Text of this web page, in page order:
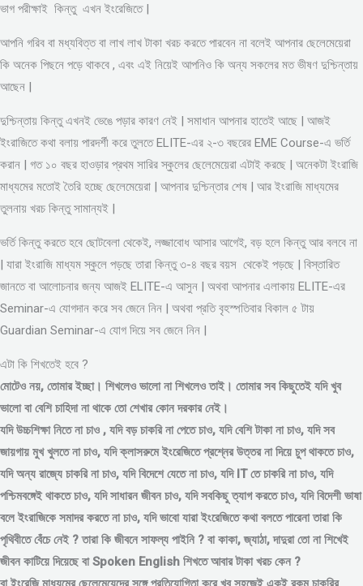
ভাগ পরীক্ষাই কিন্তু এখন ইংরেজিতে |
আপনি গরিব বা মধ্যবিত্ত বা লাখ লাখ টাকা খরচ করতে পারবেন না বলেই আপনার ছেলেমেয়েরা
কি অনেক পিছনে পড়ে থাকবে , এবং এই নিয়েই আপনিও কি অন্য সকলের মত ভীষণ দুশ্চিন্তায়
আছেন |
দুশ্চিন্তায় কিন্তু এখনই ভেঙে পড়ার কারণ নেই | সমাধান আপনার হাতেই আছে | আজই
ইংরাজিতে কথা বলায় পারদর্শী করে তুলতে ELITE-এর ২-৩ বছরের EME Course-এ ভর্তি
করান | গত ১০ বছর হাওড়ার প্রথম সারির স্কুলের ছেলেমেয়েরা এটাই করছে | অনেকটা ইংরাজি
মাধ্যমের মতোই তৈরি হচ্ছে ছেলেমেয়েরা | আপনার দুশ্চিন্তার শেষ | আর ইংরাজি মাধ্যমের
তুলনায় খরচ কিন্তু সামান্যই |
ভর্তি কিন্তু করতে হবে ছোটবেলা থেকেই, লজ্জাবোধ আসার আগেই, বড় হলে কিন্তু আর বলবে না
| যারা ইংরাজি মাধ্যম স্কুলে পড়ছে তারা কিন্তু ৩-৪ বছর বয়স থেকেই পড়ছে | বিস্তারিত
জানতে বা আলোচনার জন্য আজই ELITE-এ আসুন | অথবা আপনার এলাকায় ELITE-এর
Seminar-এ যোগদান করে সব জেনে নিন | অথবা প্রতি বৃহস্পতিবার বিকাল ৫ টায়
Guardian Seminar-এ যোগ দিয়ে সব জেনে নিন |
এটা কি শিখতেই হবে ?
মোটেও নয়, তোমার ইচ্ছা। শিখলেও ভালো না শিখলেও তাই। তোমার সব কিছুতেই যদি খুব
ভালো বা বেশি চাহিদা না থাকে তো শেখার কোন দরকার নেই।
যদি উচ্চশিক্ষা নিতে না চাও , যদি বড় চাকরি না পেতে চাও, যদি বেশি টাকা না চাও, যদি সব
জায়গায় মুখ খুলতে না চাও, যদি ক্লাসরুমে ইংরেজিতে প্রশ্নের উত্তর না দিয়ে চুপ থাকতে চাও,
যদি অন্য রাজ্যে চাকরি না চাও, যদি বিদেশে যেতে না চাও, যদি IT তে চাকরি না চাও, যদি
পশ্চিমবঙ্গেই থাকতে চাও, যদি সাধারন জীবন চাও, যদি সবকিছু ত্যাগ করতে চাও, যদি বিদেশী ভাষা
বলে ইংরাজিকে সমাদর করতে না চাও, যদি ভাবো যারা ইংরেজিতে কথা বলতে পারেনা তারা কি
পৃথিবীতে বেঁচে নেই ? তারা কি জীবনে সাফল্য পাইনি ? বা কাকা, জ্যাঠা, দাদুরা তো না শিখেই
জীবন কাটিয়ে দিয়েছে বা Spoken English শিখতে আবার টাকা খরচ কেন ?